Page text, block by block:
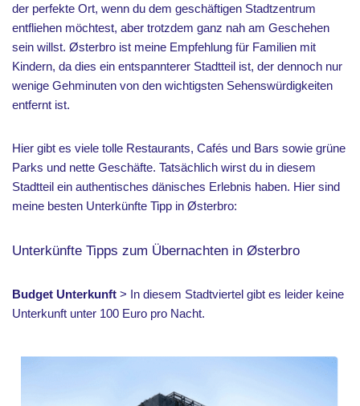
der perfekte Ort, wenn du dem geschäftigen Stadtzentrum
entfliehen möchtest, aber trotzdem ganz nah am Geschehen
sein willst. Østerbro ist meine Empfehlung für Familien mit
Kindern, da dies ein entspannterer Stadtteil ist, der dennoch nur
wenige Gehminuten von den wichtigsten Sehenswürdigkeiten
entfernt ist.
Hier gibt es viele tolle Restaurants, Cafés und Bars sowie grüne
Parks und nette Geschäfte. Tatsächlich wirst du in diesem
Stadtteil ein authentisches dänisches Erlebnis haben. Hier sind
meine besten Unterkünfte Tipp in Østerbro:
Unterkünfte Tipps zum Übernachten in Østerbro
Budget Unterkunft > In diesem Stadtviertel gibt es leider keine
Unterkunft unter 100 Euro pro Nacht.